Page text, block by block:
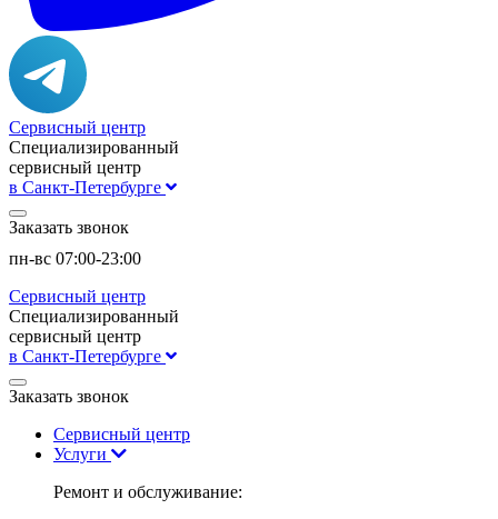
Сервисный центр
Специализированный
сервисный центр
в Санкт-Петербурге
Заказать звонок
пн-вс 07:00-23:00
Сервисный центр
Специализированный
сервисный центр
в Санкт-Петербурге
Заказать звонок
Сервисный центр
Услуги
Ремонт и обслуживание: